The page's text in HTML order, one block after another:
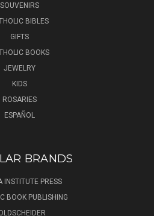
SOUVENIRS
BIBLES
GIFTS
BOOKS
JEWELRY
KIDS
ROSARIES
ESPAÑOL
BRANDS
INSTITUTE PRESS
BOOK PUBLISHING